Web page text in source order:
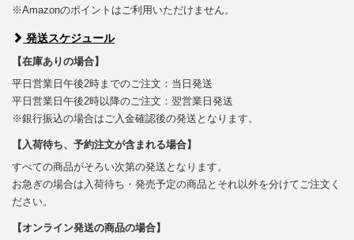
※Amazonのポイントはご利用いただけません。
発送スケジュール
【在庫ありの場合】
平日営業日午後2時までのご注文：当日発送
平日営業日午後2時以降のご注文：翌営業日発送
※銀行振込の場合はご入金確認後の発送となります。
【入荷待ち、予約注文が含まれる場合】
すべての商品がそろい次第の発送となります。
お急ぎの場合は入荷待ち・発売予定の商品とそれ以外を分けてご注文く
ださい。
【オンライン発送の商品の場合】